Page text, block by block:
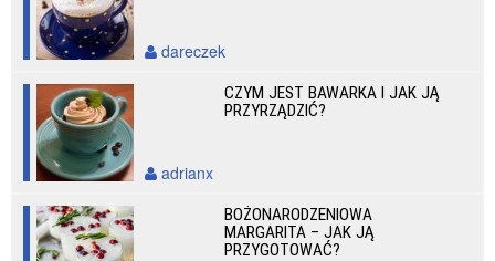
dareczek
CZYM JEST BAWARKA I JAK JĄ
PRZYRZĄDZIĆ?
adrianx
BOŻONARODZENIOWA
MARGARITA – JAK JĄ
PRZYGOTOWAĆ?